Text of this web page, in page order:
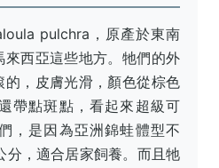
pulchra，原產於東南
西亞這些地方。牠們的外
，皮膚光滑，顏色從棕色
帶點斑點，看起來超級可
，是因為亞洲錦蛙體型不
分，適合居家飼養。而且牠